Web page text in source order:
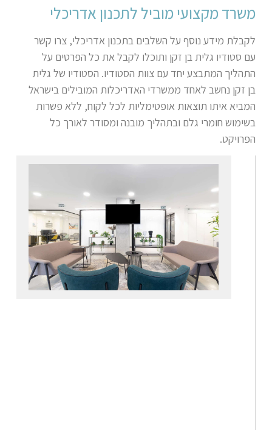
משרד מקצועי מוביל לתכנון אדריכלי
לקבלת מידע נוסף על השלבים בתכנון אדריכלי, צרו קשר
עם סטודיו גלית בן זקן ותוכלו לקבל את כל הפרטים על
התהליך המתבצע יחד עם צוות הסטודיו. הסטודיו של גלית
בן זקן נחשב לאחד ממשרדי האדריכלות המובילים בישראל
המביא איתו תוצאות אופטימליות לכל לקוח, ללא פשרות
בשימוש חומרי גלם ובתהליך מובנה ומסודר לאורך כל
הפרויקט.